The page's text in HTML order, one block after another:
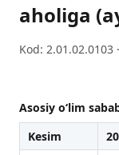
aholiga
Kod: 2.01.02.0103
Asosiy o‘lim
Kesim